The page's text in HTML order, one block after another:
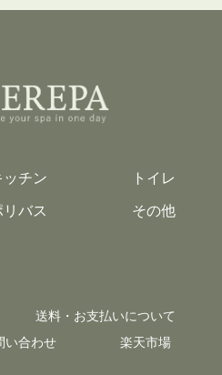
ッチン トイレ
リバス その他
送料・お支払いについて
い合わせ 楽天市場